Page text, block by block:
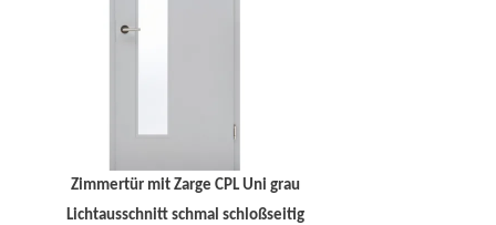
Zimmertür mit Zarge CPL Uni grau
Lichtausschnitt schmal schloßseitig